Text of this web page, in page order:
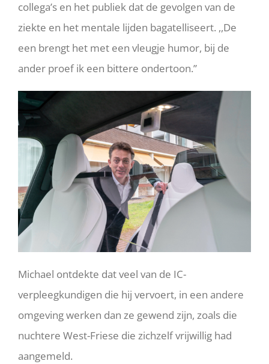
collega’s en het publiek dat de gevolgen van de
ziekte en het mentale lijden bagatelliseert. ,,De
een brengt het met een vleugje humor, bij de
ander proef ik een bittere ondertoon.”
Michael ontdekte dat veel van de IC-
verpleegkundigen die hij vervoert, in een andere
omgeving werken dan ze gewend zijn, zoals die
nuchtere West-Friese die zichzelf vrijwillig had
aangemeld.